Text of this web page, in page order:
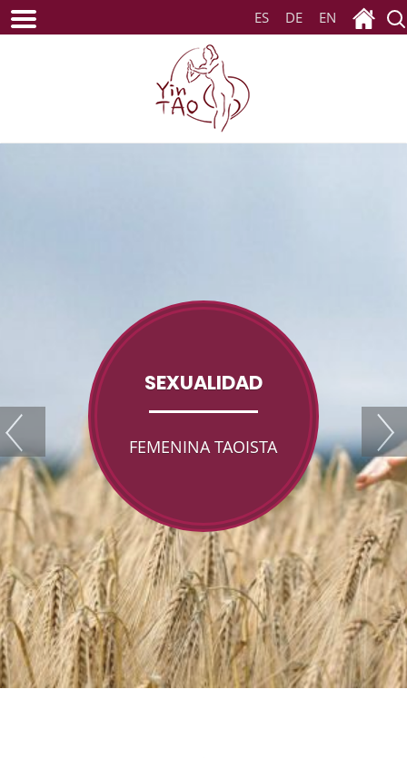
ES DE EN
SEXUALIDAD
FEMENINA TAOISTA